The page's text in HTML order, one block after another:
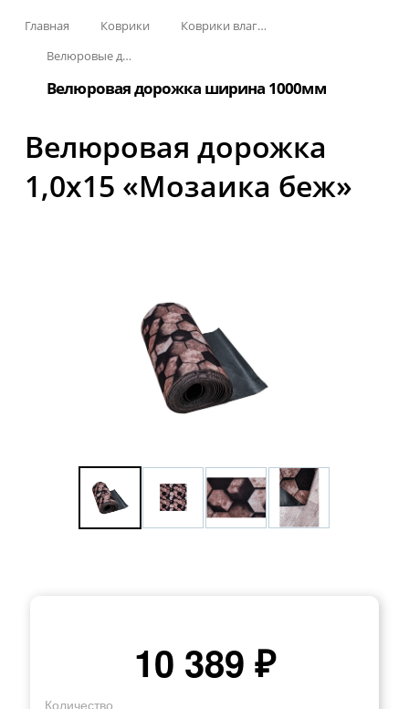
Главная Коврики
Коврики влаговпитывающие
Велюровые дорожки
Велюровая дорожка ширина 1000мм
Велюровая дорожка
1,0x15 «Мозаика беж»
10 389 ₽
Количество